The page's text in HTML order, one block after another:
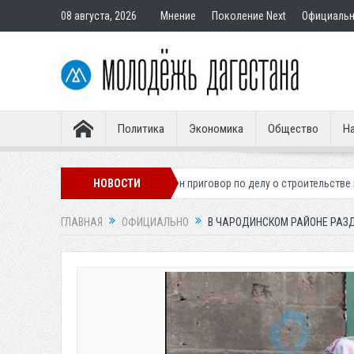
08 августа, 2026 Мнение Поколение Next
Политика Экономика Общество
НОВОСТИ
Вынесен приговор по делу о строительстве гостиницы у
ГЛАВНАЯ ОФИЦИАЛЬНО В ЧАРОДИНСКОМ РАЙОНЕ